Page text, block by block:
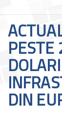
PESTE
DIN